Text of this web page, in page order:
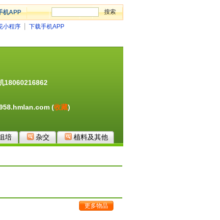
机APP
小程序
下载手机APP
18060216862
(收藏)
培 杂交 植料及其他
更多物品